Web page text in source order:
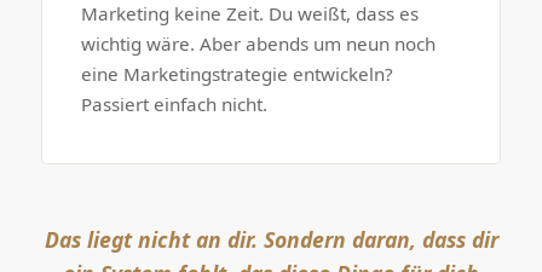
Marketing keine Zeit. Du weißt, dass es
wichtig wäre. Aber abends um neun noch
eine Marketingstrategie entwickeln?
Passiert einfach nicht.
Das liegt nicht an dir. Sondern daran, dass dir